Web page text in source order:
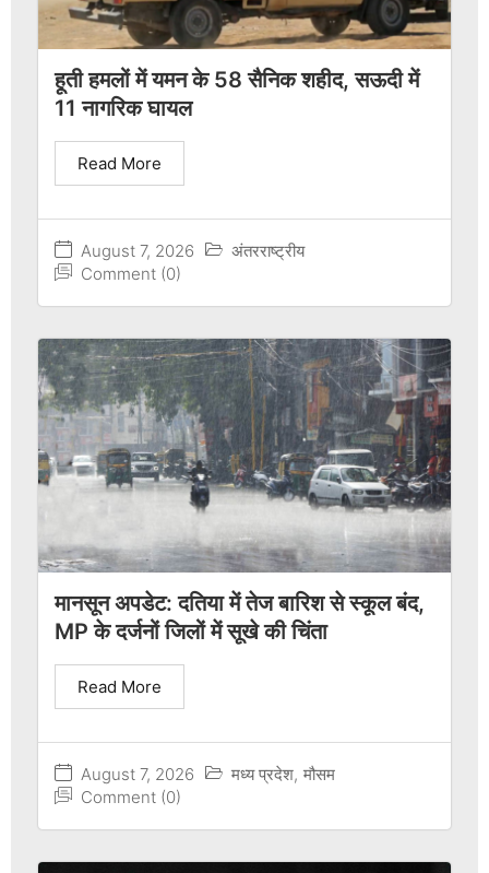
हूती हमलों में यमन के 58 सैनिक शहीद, सऊदी में
11 नागरिक घायल
August 7, 2026
अंतरराष्ट्रीय
Comment (0)
Read More
मानसून अपडेट: दतिया में तेज बारिश से स्कूल बंद,
MP के दर्जनों जिलों में सूखे की चिंता
August 7, 2026 मध्य प्रदेश, मौसम
Comment (0)
Read More